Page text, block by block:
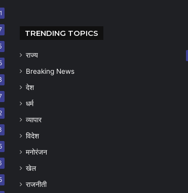
TRENDING TOPICS
राज्य
Breaking News
देश
धर्म
व्यापार
विदेश
मनोरंजन
खेल
राजनीती